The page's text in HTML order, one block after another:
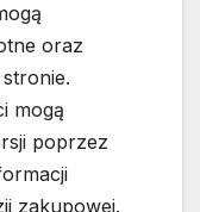
oraz
mogą
poprzez
zakupowej.